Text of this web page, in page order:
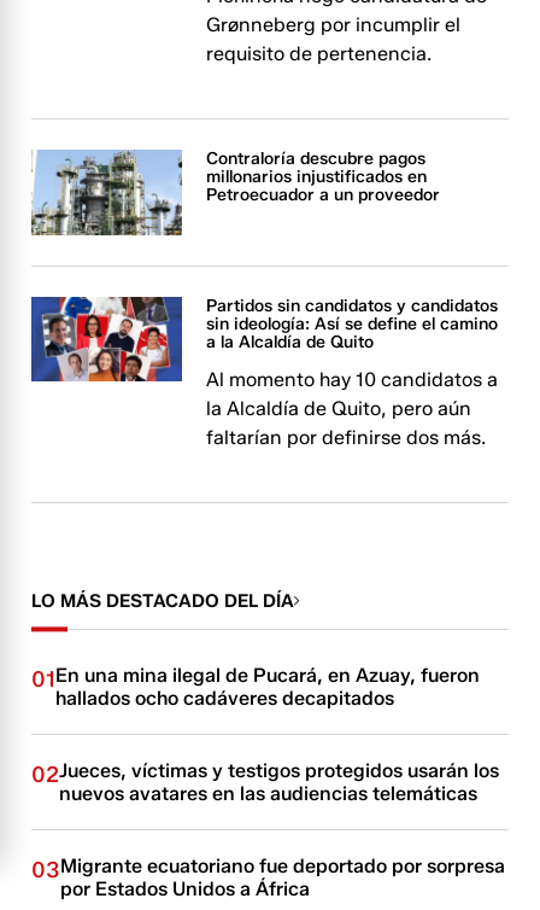
Grønneberg por incumplir el
requisito de pertenencia.
Contraloría descubre pagos
millonarios injustificados en
Petroecuador a un proveedor
Partidos sin candidatos y candidatos
sin ideología: Así se define el camino
a la Alcaldía de Quito
Al momento hay 10 candidatos a
la Alcaldía de Quito, pero aún
faltarían por definirse dos más.
LO MÁS DESTACADO DEL DÍA
01En una mina ilegal de Pucará, en Azuay, fueron
hallados ocho cadáveres decapitados
02Jueces, víctimas y testigos protegidos usarán los
nuevos avatares en las audiencias telemáticas
03Migrante ecuatoriano fue deportado por sorpresa
por Estados Unidos a África